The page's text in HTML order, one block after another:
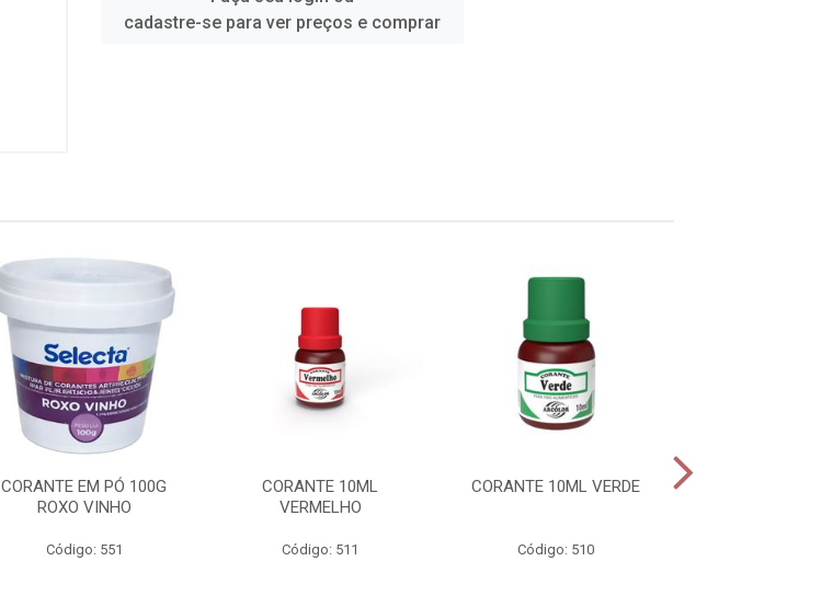
cadastre-se para ver preços e comprar
CORANTE EM PÓ 100G
ROXO VINHO
Código: 551
CORANTE 10ML
VERMELHO
Código: 511
CORANTE 10ML VERDE
Código: 510